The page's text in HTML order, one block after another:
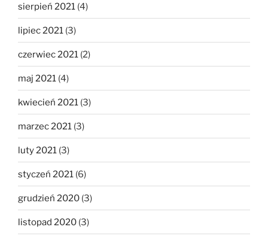
sierpień 2021 (4)
lipiec 2021 (3)
czerwiec 2021 (2)
maj 2021 (4)
kwiecień 2021 (3)
marzec 2021 (3)
luty 2021 (3)
styczeń 2021 (6)
grudzień 2020 (3)
listopad 2020 (3)